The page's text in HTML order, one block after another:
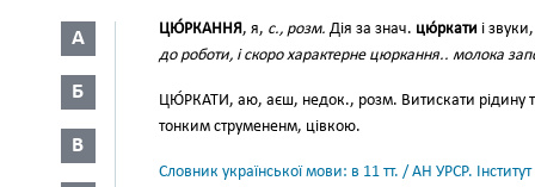
А
Б
В
ЦЮ́РКАННЯ, я, с., розм. Дія за знач. цю́ркати і
до роботи, і скоро характерне цюркання.. молока
ЦЮ́РКАТИ, аю, аєш, недок., розм. Витискати рідину
тонким струмененм, цівкою.
Словник української мови: в 11 тт. / АН УРСР.